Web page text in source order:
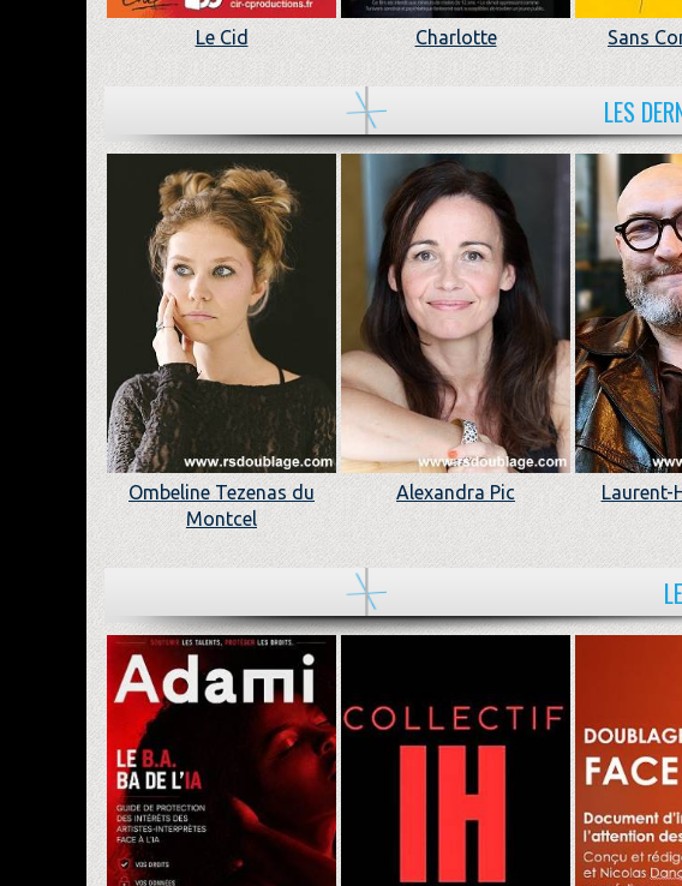
Le Cid Charlotte Sans
LES
Ombeline Tezenas du
Montcel
Alexandra Pic Laurent-